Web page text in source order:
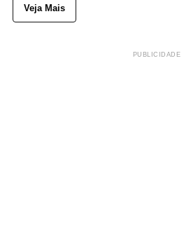
Veja Mais
PUBLICIDADE